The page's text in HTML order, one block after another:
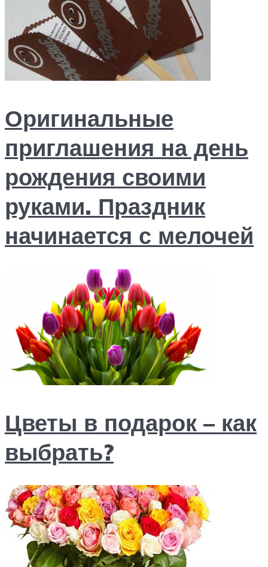
Оригинальные
приглашения на день
рождения своими
руками. Праздник
начинается с мелочей
Цветы в подарок – как
выбрать?